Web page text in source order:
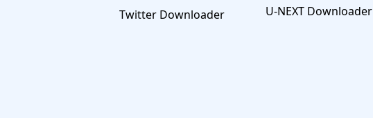
Twitter Downloader U-NEXT Downloader